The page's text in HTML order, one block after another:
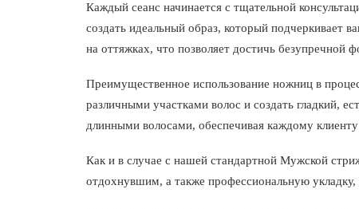
Каждый сеанс начинается с тщательной
создать идеальный образ, который подчеркивает
на оттяжках, что позволяет достичь
Преимущественное использование ножниц в
различными участками волос и создать гладкий,
длинными волосами, обеспечивая каждому
Как и в случае с нашей стандартной Мужской
отдохнувшим, а также профессиональную